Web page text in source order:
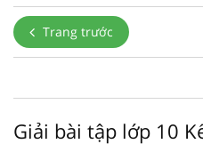
Trang trước
Giải bài tập lớp 10